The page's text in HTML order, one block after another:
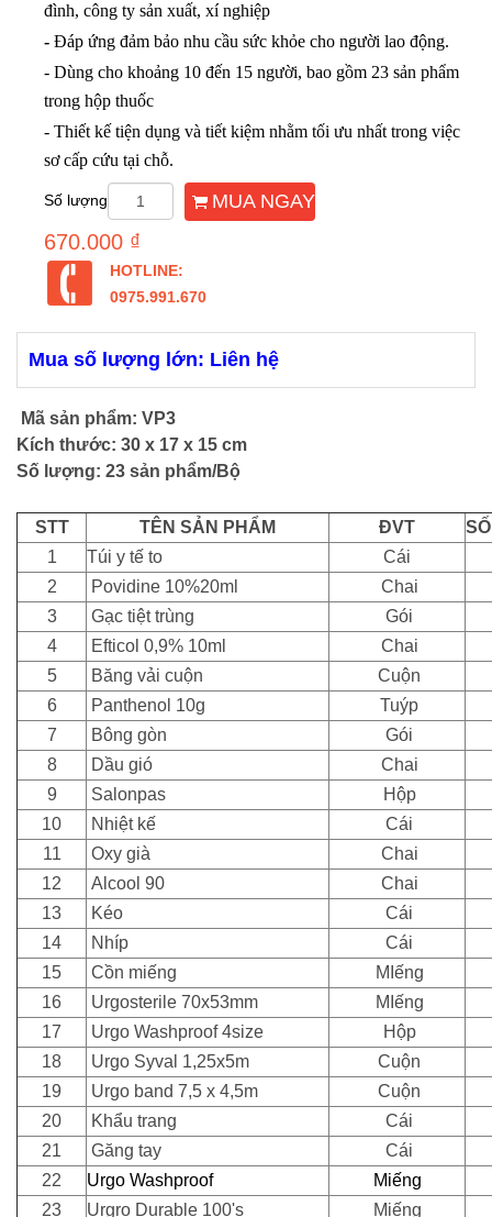
đình, công ty sản xuất, xí nghiệp
- Đáp ứng đảm bảo nhu cầu sức khỏe cho người lao động.
- Dùng cho khoảng 10 đến 15 người, bao gồm 23 sản phẩm
trong hộp thuốc
- Thiết kế tiện dụng và tiết kiệm nhằm tối ưu nhất trong việc
sơ cấp cứu tại chỗ.
Số lượng MUA NGAY
670.000 ₫
HOTLINE:
0975.991.670
Mua số lượng lớn: Liên hệ
Mã sản phẩm: VP3
Kích thước: 30 x 17 x 15 cm
Số lượng: 23 sản phẩm/Bộ
STT TÊN SẢN PHẨM ĐVT
1
Túi y tế to
Cái
2
Povidine 10%20ml
Chai
3
Gạc tiệt trùng
Gói
4
Efticol 0,9% 10ml
Chai
5
Băng vải cuộn
Cuộn
6
Panthenol 10g
Tuýp
7
Bông gòn
Gói
8
Dầu gió
Chai
9
Salonpas
Hộp
10
Nhiệt kế
Cái
11
Oxy già
Chai
12
Alcool 90
Chai
13
Kéo
Cái
14
Nhíp
Cái
15
Cồn miếng
MIếng
16
Urgosterile 70x53mm
MIếng
17
Urgo Washproof 4size
Hộp
18
Urgo Syval 1,25x5m
Cuộn
19
Urgo band 7,5 x 4,5m
Cuộn
20
Khẩu trang
Cái
21
Găng tay
Cái
22
Urgo Washproof
Miếng
23
Urgro Durable 100's Miếng